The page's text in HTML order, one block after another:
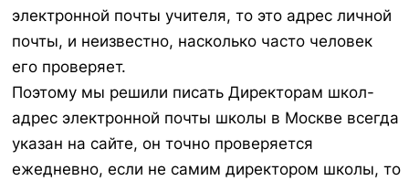
электронной почты учителя, то это адрес личной
почты, и неизвестно, насколько часто человек
его проверяет.
Поэтому мы решили писать Директорам школ-
адрес электронной почты школы в Москве всегда
указан на сайте, он точно проверяется
ежедневно, если не самим директором школы, то